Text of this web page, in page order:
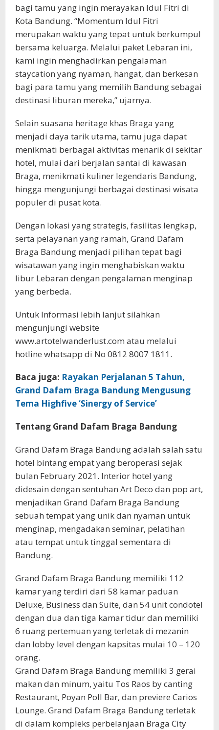
bagi tamu yang ingin merayakan Idul Fitri di
Kota Bandung. “Momentum Idul Fitri
merupakan waktu yang tepat untuk berkumpul
bersama keluarga. Melalui paket Lebaran ini,
kami ingin menghadirkan pengalaman
staycation yang nyaman, hangat, dan berkesan
bagi para tamu yang memilih Bandung sebagai
destinasi liburan mereka,” ujarnya.
Selain suasana heritage khas Braga yang
menjadi daya tarik utama, tamu juga dapat
menikmati berbagai aktivitas menarik di sekitar
hotel, mulai dari berjalan santai di kawasan
Braga, menikmati kuliner legendaris Bandung,
hingga mengunjungi berbagai destinasi wisata
populer di pusat kota.
Dengan lokasi yang strategis, fasilitas lengkap,
serta pelayanan yang ramah, Grand Dafam
Braga Bandung menjadi pilihan tepat bagi
wisatawan yang ingin menghabiskan waktu
libur Lebaran dengan pengalaman menginap
yang berbeda.
Untuk Informasi lebih lanjut silahkan
mengunjungi website
www.artotelwanderlust.com atau melalui
hotline whatsapp di No 0812 8007 1811.
Baca juga: Rayakan Perjalanan 5 Tahun,
Grand Dafam Braga Bandung Mengusung
Tema Highfive ‘Sinergy of Service’
Tentang Grand Dafam Braga Bandung
Grand Dafam Braga Bandung adalah salah satu
hotel bintang empat yang beroperasi sejak
bulan February 2021. Interior hotel yang
didesain dengan sentuhan Art Deco dan pop art,
menjadikan Grand Dafam Braga Bandung
sebuah tempat yang unik dan nyaman untuk
menginap, mengadakan seminar, pelatihan
atau tempat untuk tinggal sementara di
Bandung.
Grand Dafam Braga Bandung memiliki 112
kamar yang terdiri dari 58 kamar paduan
Deluxe, Business dan Suite, dan 54 unit condotel
dengan dua dan tiga kamar tidur dan memiliki
6 ruang pertemuan yang terletak di mezanin
dan lobby level dengan kapsitas mulai 10 – 120
orang.
Grand Dafam Braga Bandung memiliki 3 gerai
makan dan minum, yaitu Tos Raos by canting
Restaurant, Poyan Poll Bar, dan previere Carios
Lounge. Grand Dafam Braga Bandung terletak
di dalam kompleks perbelanjaan Braga City